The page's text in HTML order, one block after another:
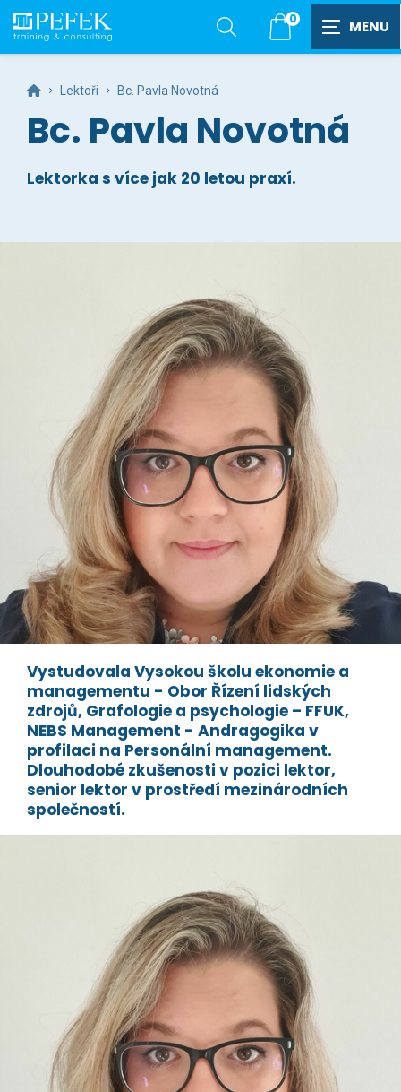
Zobrazit
0
Lektoři Bc. Pavla Novotná
Bc. Pavla Novotná
Lektorka s více jak 20 letou praxí.
Vystudovala Vysokou školu ekonomie a
managementu - Obor Řízení lidských
zdrojů, Grafologie a psychologie – FFUK,
NEBS Management - Andragogika v
profilaci na Personální management.
Dlouhodobé zkušenosti v pozici lektor,
senior lektor v prostředí mezinárodních
společností.